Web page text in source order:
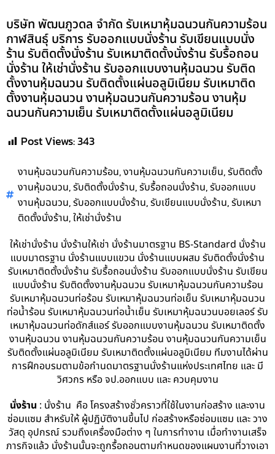
บริษัท พัฒนภูวดล จำกัด รับเหมาหุ้มฉนวนกันความร้อน
กาฬสินธุ์ บริการ รับออกแบบนั่งร้าน รับเขียนแบบนั่ง
ร้าน รับติดตั้งนั่งร้าน รับเหมาติดตั้งนั่งร้าน รับรื้อถอน
นั่งร้าน ให้เช่านั่งร้าน รับออกแบบงานหุ้มฉนวน รับติด
ตั้งงานหุ้มฉนวน รับติดตั้งแผ่นอลูมิเนียม รับเหมาติด
ตั้งงานหุ้มฉนวน งานหุ้มฉนวนกันความร้อน งานหุ้ม
ฉนวนกันความเย็น รับเหมาติดตั้งแผ่นอลูมิเนียม
Post Views:343
งานหุ้มฉนวนกันความร้อน,งานหุ้มฉนวนกันความเย็น,รับติดตั้ง
งานหุ้มฉนวน,รับติดตั้งนั่งร้าน,รับรื้อถอนนั่งร้าน,รับออกแบบ
งานหุ้มฉนวน,รับออกแบบนั่งร้าน,รับเขียนแบบนั่งร้าน,รับเหมา
ติดตั้งนั่งร้าน,ให้เช่านั่งร้าน
ให้เช่านั่งร้าน นั่งร้านให้เช่า นั่งร้านมาตรฐาน BS-Standard นั่งร้าน
แบบมาตรฐาน นั่งร้านแบบแขวน นั่งร้านแบบผสม รับติดตั้งนั่งร้าน
รับเหมาติดตั้งนั่งร้าน รับรื้อถอนนั่งร้าน รับออกแบบนั่งร้าน รับเขียน
แบบนั่งร้าน รับติดตั้งงานหุ้มฉนวน รับเหมาหุ้มฉนวนกันความร้อน
รับเหมาหุ้มฉนวนท่อร้อน รับเหมาหุ้มฉนวนท่อเย็น รับเหมาหุ้มฉนวน
ท่อน้ำร้อน รับเหมาหุ้มฉนวนท่อน้ำเย็น รับเหมาหุ้มฉนวนบอยเลอร์ รับ
เหมาหุ้มฉนวนท่อดักส์แอร์ รับออกแบบงานหุ้มฉนวน รับเหมาติดตั้ง
งานหุ้มฉนวน งานหุ้มฉนวนกันความร้อน งานหุ้มฉนวนกันความเย็น
รับติดตั้งแผ่นอลูมิเนียม รับเหมาติดตั้งแผ่นอลูมิเนียม ทีมงานได้ผ่าน
การฝึกอบรมตามข้อกำนดมาตรฐานนั่งร้านแห่งประเทศไทย และ มี
วิศวกร หรือ จป.ออกแบบ และ ควบคุมงาน
นั่งร้าน : นั่งร้าน คือ โครงสร้างชั่วคราวที่ใช้ในงานก่อสร้าง และงาน
ซ่อมแซม สำหรับให้ ผู้ปฏิบัติงานขึ้นไป ก่อสร้างหรือซ่อมแซม และ วาง
วัสดุ อุปกรณ์ รวมถึงเครื่องมือต่าง ๆ ในการทำงาน เมื่อทำงานเสร็จ
ภารกิจแล้ว นั่งร้านนั้นจะถูกรื้อถอนตามกำหนดของแผนงานที่วางเอา